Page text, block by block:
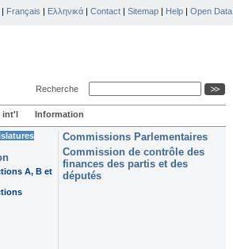
| Français | Ελληνικά | Contact | Sitemap | Help | Open Data
Recherche
int'l Information
A, B et
Commissions Parlementaires
Commission de contrôle des
finances des partis et des
députés